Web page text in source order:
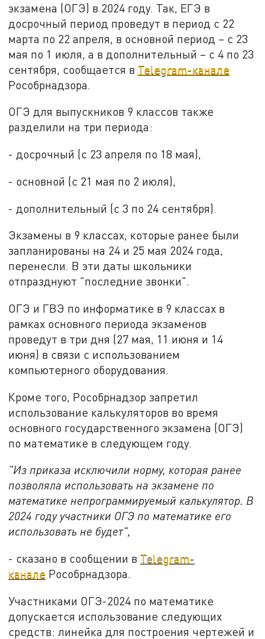
экзамена (ОГЭ) в 2024 году. Так, ЕГЭ в
досрочный период проведут в период с 22
марта по 22 апреля, в основной период – с 23
мая по 1 июля, а в дополнительный – с 4 по 23
сентября, сообщается в Telegram-канале
Рособрнадзора.
ОГЭ для выпускников 9 классов также
разделили на три периода:
- досрочный (с 23 апреля по 18 мая),
- основной (с 21 мая по 2 июля),
- дополнительный (с 3 по 24 сентября).
Экзамены в 9 классах, которые ранее были
запланированы на 24 и 25 мая 2024 года,
перенесли. В эти даты школьники
отпразднуют "последние звонки".
ОГЭ и ГВЭ по информатике в 9 классах в
рамках основного периода экзаменов
проведут в три дня (27 мая, 11 июня и 14
июня) в связи с использованием
компьютерного оборудования.
Кроме того, Рособрнадзор запретил
использование калькуляторов во время
основного государственного экзамена (ОГЭ)
по математике в следующем году.
"Из приказа исключили норму, которая ранее
позволяла использовать на экзамене по
математике непрограммируемый калькулятор. В
2024 году участники ОГЭ по математике его
использовать не будет",
- сказано в сообщении в Telegram-
канале Рособрнадзора.
Участниками ОГЭ-2024 по математике
допускается использование следующих
средств: линейка для построения чертежей и